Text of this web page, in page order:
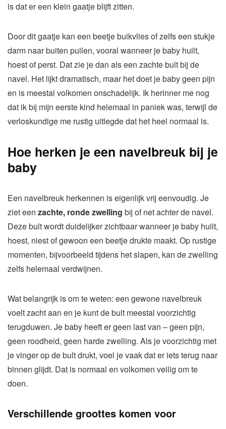
is dat er een klein gaatje blijft zitten.
Door dit gaatje kan een beetje buikvlies of zelfs een stukje
darm naar buiten puilen, vooral wanneer je baby huilt,
hoest of perst. Dat zie je dan als een zachte bult bij de
navel. Het lijkt dramatisch, maar het doet je baby geen pijn
en is meestal volkomen onschadelijk. Ik herinner me nog
dat ik bij mijn eerste kind helemaal in paniek was, terwijl de
verloskundige me rustig uitlegde dat het heel normaal is.
Hoe herken je een navelbreuk bij je
baby
Een navelbreuk herkennen is eigenlijk vrij eenvoudig. Je
ziet een zachte, ronde zwelling bij of net achter de navel.
Deze bult wordt duidelijker zichtbaar wanneer je baby huilt,
hoest, niest of gewoon een beetje drukte maakt. Op rustige
momenten, bijvoorbeeld tijdens het slapen, kan de zwelling
zelfs helemaal verdwijnen.
Wat belangrijk is om te weten: een gewone navelbreuk
voelt zacht aan en je kunt de bult meestal voorzichtig
terugduwen. Je baby heeft er geen last van – geen pijn,
geen roodheid, geen harde zwelling. Als je voorzichtig met
je vinger op de bult drukt, voel je vaak dat er iets terug naar
binnen glijdt. Dat is normaal en volkomen veilig om te
doen.
Verschillende groottes komen voor